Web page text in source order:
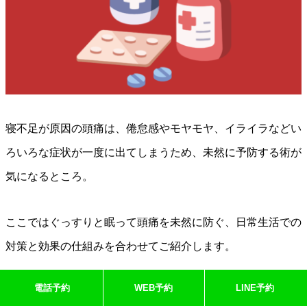
寝不足が原因の頭痛は、倦怠感やモヤモヤ、イライラなどい
ろいろな症状が一度に出てしまうため、未然に予防する術が
気になるところ。
ここではぐっすりと眠って頭痛を未然に防ぐ、日常生活での
対策と効果の仕組みを合わせてご紹介します。
電話予約 WEB予約 LINE予約